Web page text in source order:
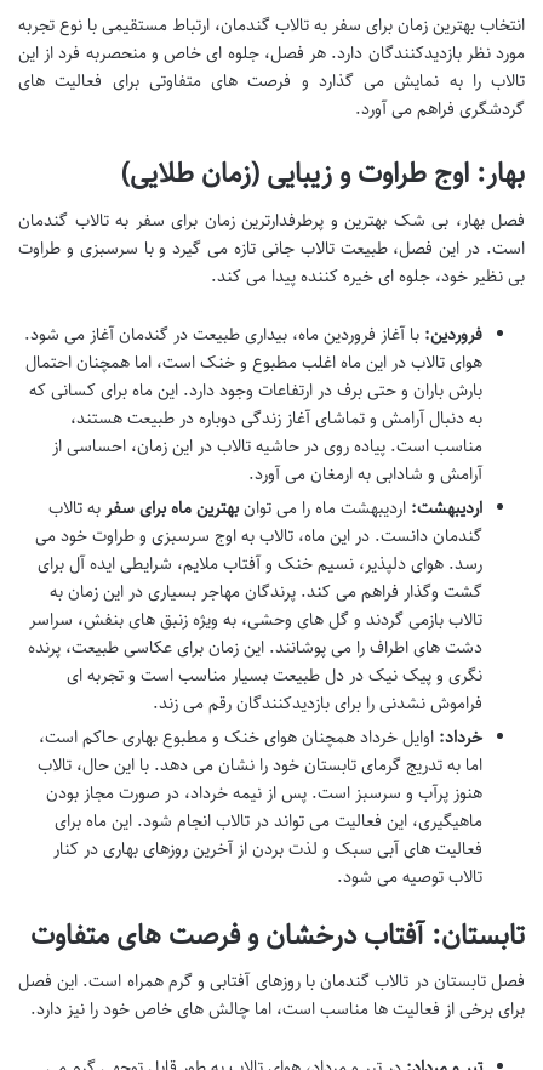
انتخاب بهترین زمان برای سفر به تالاب گندمان، ارتباط مستقیمی با نوع تجربه
مورد نظر بازدیدکنندگان دارد. هر فصل، جلوه ای خاص و منحصربه فرد از این
تالاب را به نمایش می گذارد و فرصت های متفاوتی برای فعالیت های
گردشگری فراهم می آورد.
بهار: اوج طراوت و زیبایی (زمان طلایی)
فصل بهار، بی شک بهترین و پرطرفدارترین زمان برای سفر به تالاب گندمان
است. در این فصل، طبیعت تالاب جانی تازه می گیرد و با سرسبزی و طراوت
بی نظیر خود، جلوه ای خیره کننده پیدا می کند.
فروردین: با آغاز فروردین ماه، بیداری طبیعت در گندمان آغاز می شود.
هوای تالاب در این ماه اغلب مطبوع و خنک است، اما همچنان احتمال
بارش باران و حتی برف در ارتفاعات وجود دارد. این ماه برای کسانی که
به دنبال آرامش و تماشای آغاز زندگی دوباره در طبیعت هستند،
مناسب است. پیاده روی در حاشیه تالاب در این زمان، احساسی از
آرامش و شادابی به ارمغان می آورد.
اردیبهشت: اردیبهشت ماه را می توانبهترین ماه برای سفر به تالاب
گندمان دانست. در این ماه، تالاب به اوج سرسبزی و طراوت خود می
رسد. هوای دلپذیر، نسیم خنک و آفتاب ملایم، شرایطی ایده آل برای
گشت وگذار فراهم می کند. پرندگان مهاجر بسیاری در این زمان به
تالاب بازمی گردند و گل های وحشی، به ویژه زنبق های بنفش، سراسر
دشت های اطراف را می پوشانند. این زمان برای عکاسی طبیعت، پرنده
نگری و پیک نیک در دل طبیعت بسیار مناسب است و تجربه ای
فراموش نشدنی را برای بازدیدکنندگان رقم می زند.
خرداد: اوایل خرداد همچنان هوای خنک و مطبوع بهاری حاکم است،
اما به تدریج گرمای تابستان خود را نشان می دهد. با این حال، تالاب
هنوز پرآب و سرسبز است. پس از نیمه خرداد، در صورت مجاز بودن
ماهیگیری، این فعالیت می تواند در تالاب انجام شود. این ماه برای
فعالیت های آبی سبک و لذت بردن از آخرین روزهای بهاری در کنار
تالاب توصیه می شود.
تابستان: آفتاب درخشان و فرصت های متفاوت
فصل تابستان در تالاب گندمان با روزهای آفتابی و گرم همراه است. این فصل
برای برخی از فعالیت ها مناسب است، اما چالش های خاص خود را نیز دارد.